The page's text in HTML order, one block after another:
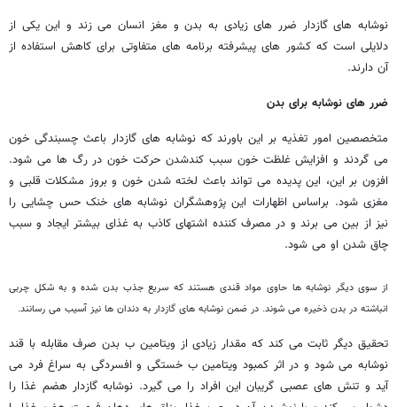
نوشابه های گازدار ضرر های زیادی به بدن و مغز انسان می زند و این یکی از
دلایلی است که کشور های پیشرفته برنامه های متفاوتی برای کاهش استفاده از
آن دارند.
ضرر های نوشابه برای بدن
متخصصین امور تغذیه بر این باورند که نوشابه های گازدار باعث چسبندگی خون
می گردند و افزایش غلظت خون سبب کندشدن حرکت خون در رگ ها می شود.
افزون بر این، این پدیده می تواند باعث لخته شدن خون و بروز مشکلات قلبی و
مغزی شود. براساس اظهارات این پژوهشگران نوشابه های خنک حس چشایی را
نیز از بین می برند و در مصرف کننده اشتهای کاذب به غذای بیشتر ایجاد و سبب
چاق شدن او می شود.
از سوی دیگر نوشابه ها حاوی مواد قندی هستند که سریع جذب بدن شده و به شکل چربی
انباشته در بدن ذخیره می شوند. در ضمن نوشابه های گازدار به دندان ها نیز آسیب می رسانند.
تحقیق دیگر ثابت می کند که مقدار زیادی از ویتامین ب بدن صرف مقابله با قند
نوشابه می شود و در اثر کمبود ویتامین ب خستگی و افسردگی به سراغ فرد می
آید و تنش های عصبی گریبان این افراد را می گیرد. نوشابه گازدار هضم غذا را